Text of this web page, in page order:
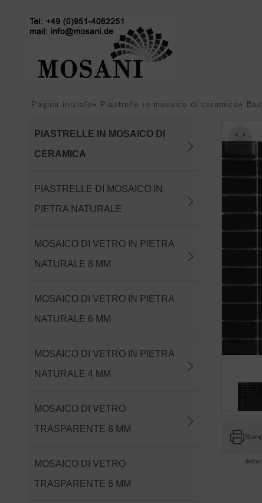
Pagina iniziale» Piastrelle in mosaico di ceramica»
PIASTRELLE IN MOSAICO DI
CERAMICA
PIASTRELLE DI MOSAICO IN
PIETRA NATURALE
MOSAICO DI VETRO IN PIETRA
NATURALE 8 MM
MOSAICO DI VETRO IN PIETRA
NATURALE 6 MM
MOSAICO DI VETRO IN PIETRA
NATURALE 4 MM
MOSAICO DI VETRO
TRASPARENTE 8 MM
MOSAICO DI VETRO
TRASPARENTE 6 MM